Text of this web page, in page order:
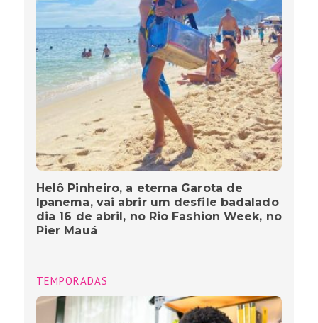
Helô Pinheiro, a eterna Garota de
Ipanema, vai abrir um desfile badalado
dia 16 de abril, no Rio Fashion Week, no
Pier Mauá
TEMPORADAS